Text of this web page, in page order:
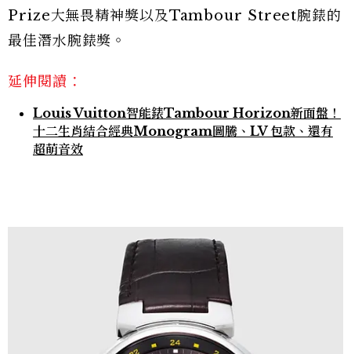
Prize大無畏精神獎以及Tambour Street腕錶的
最佳潛水腕錶獎。
延伸閱讀：
Louis Vuitton智能錶Tambour Horizon新面盤！
十二生肖結合經典Monogram圖騰、LV 包款、還有
超萌音效